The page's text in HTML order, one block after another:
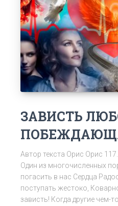
ЗАВИСТЬ
Автор текста Орис Орис
Один из многочисленных
погасить в нас Сердца
поступать жестоко,
зависть! Когда другие чем-